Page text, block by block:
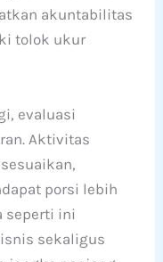
akuntabilitas
tolok ukur
evaluasi
Aktivitas
porsi lebih
seperti ini
sekaligus